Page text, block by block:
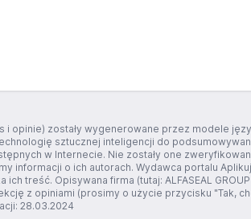
i opinie) zostały wygenerowane przez modele
sztucznej inteligencji do
w Internecie. Nie zostały one
informacji o ich autorach. Wydawca portalu
treść. Opisywana firma (tutaj: ALFASEAL
z opiniami (prosimy o użycie przycisku "Tak,
28.03.2024